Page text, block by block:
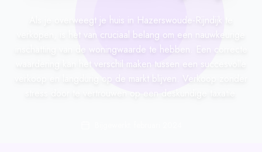
Als je overweegt je huis in Hazerswoude-Rijndijk te
verkopen, is het van cruciaal belang om een nauwkeurige
inschatting van de woningwaarde te hebben. Een correcte
waardering kan het verschil maken tussen een succesvolle
verkoop en langdurig op de markt blijven. Verkoop zonder